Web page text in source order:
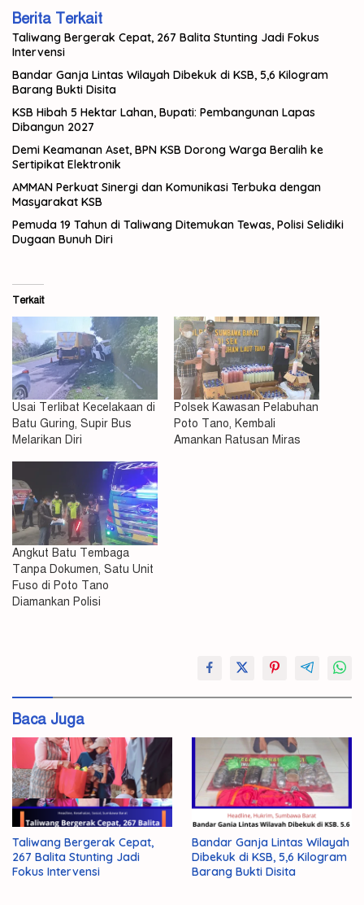
Berita Terkait
Taliwang Bergerak Cepat, 267 Balita Stunting Jadi Fokus
Intervensi
Bandar Ganja Lintas Wilayah Dibekuk di KSB, 5,6 Kilogram
Barang Bukti Disita
KSB Hibah 5 Hektar Lahan, Bupati: Pembangunan Lapas
Dibangun 2027
Demi Keamanan Aset, BPN KSB Dorong Warga Beralih ke
Sertipikat Elektronik
AMMAN Perkuat Sinergi dan Komunikasi Terbuka dengan
Masyarakat KSB
Pemuda 19 Tahun di Taliwang Ditemukan Tewas, Polisi Selidiki
Dugaan Bunuh Diri
Terkait
Usai Terlibat Kecelakaan di
Batu Guring, Supir Bus
Melarikan Diri
Polsek Kawasan Pelabuhan
Poto Tano, Kembali
Amankan Ratusan Miras
Angkut Batu Tembaga
Tanpa Dokumen, Satu Unit
Fuso di Poto Tano
Diamankan Polisi
Sempat
Baca Juga
Taliwang Bergerak Cepat,
267 Balita Stunting Jadi
Fokus Intervensi
Bandar Ganja Lintas Wilayah
Dibekuk di KSB, 5,6 Kilogram
Barang Bukti Disita